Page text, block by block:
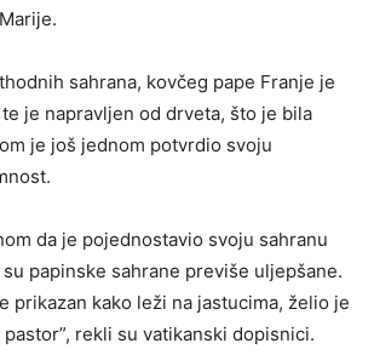
sahrana, kovčeg pape Franje je
je napravljen od drveta, što je bila
je još jednom potvrdio svoju
da je pojednostavio svoju sahranu
papinske sahrane previše uljepšane.
prikazan kako leži na jastucima, želio je
rekli su vatikanski dopisnici.